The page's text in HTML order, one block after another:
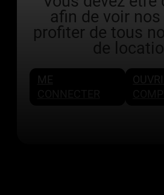
afin de voir
profiter de tous
de
ME